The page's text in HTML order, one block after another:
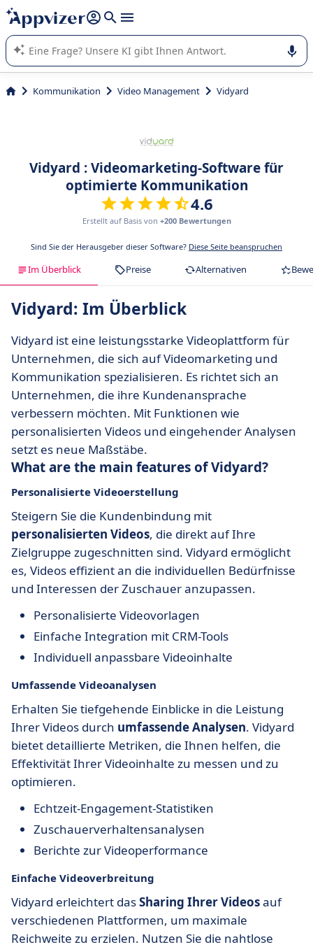
beantworten (mehrere Zeilen mit
Die KI von Appvizer führt Sie bei der Nutzung oder Auswahl
von SaaS-Software in Unternehmen.
Kommunikation Video Management Vidyard
Vidyard : Videomarketing-Software für
optimierte Kommunikation
4.6
Erstellt auf Basis von +200 Bewertungen
Sind Sie der Herausgeber dieser Software? Diese Seite beanspruchen
Im Überblick Preise Alternativen
Vidyard: Im Überblick
Vidyard ist eine leistungsstarke Videoplattform für
Unternehmen, die sich auf Videomarketing und
Kommunikation spezialisieren. Es richtet sich an
Unternehmen, die ihre Kundenansprache
verbessern möchten. Mit Funktionen wie
personalisierten Videos und eingehender Analysen
setzt es neue Maßstäbe.
What are the main features of Vidyard?
Personalisierte Videoerstellung
Steigern Sie die Kundenbindung mit
personalisierten Videos, die direkt auf Ihre
Zielgruppe zugeschnitten sind. Vidyard ermöglicht
es, Videos effizient an die individuellen Bedürfnisse
und Interessen der Zuschauer anzupassen.
Personalisierte Videovorlagen
Einfache Integration mit CRM-Tools
Individuell anpassbare Videoinhalte
Umfassende Videoanalysen
Erhalten Sie tiefgehende Einblicke in die Leistung
Ihrer Videos durch umfassende Analysen. Vidyard
bietet detaillierte Metriken, die Ihnen helfen, die
Effektivität Ihrer Videoinhalte zu messen und zu
optimieren.
Echtzeit-Engagement-Statistiken
Zuschauerverhaltensanalysen
Berichte zur Videoperformance
Einfache Videoverbreitung
Vidyard erleichtert dasSharing Ihrer Videosauf
verschiedenen Plattformen, um maximale
Reichweite zu erzielen. Nutzen Sie die nahtlose